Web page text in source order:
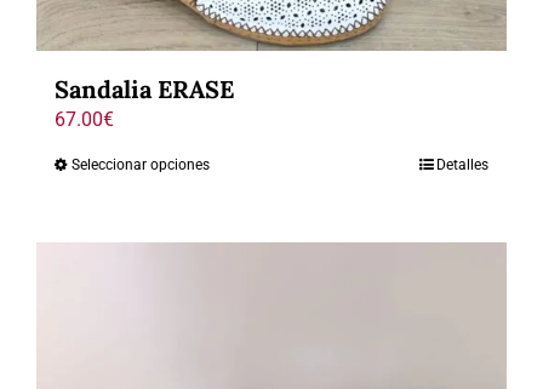
Sandalia ERASE
67.00€
Seleccionar opciones Detalles